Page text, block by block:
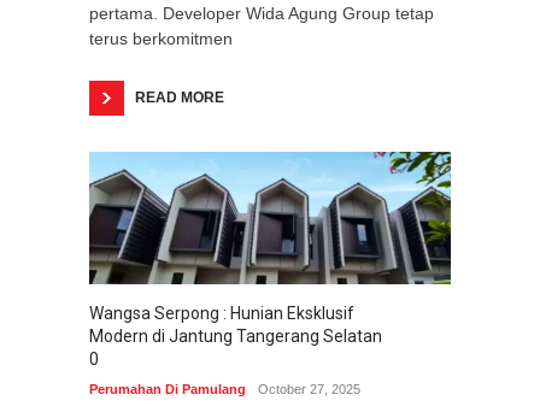
pertama. Developer Wida Agung Group tetap
terus berkomitmen
READ MORE
Wangsa Serpong : Hunian Eksklusif
Modern di Jantung Tangerang Selatan
0
Perumahan Di Pamulang October 27, 2025